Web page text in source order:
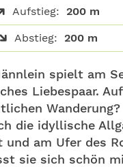
Aufstieg: 200 m
Abstieg: 200 m
spielt am
Liebespaar.
Wanderung?
die idyllische
am Ufer des
sie sich schön